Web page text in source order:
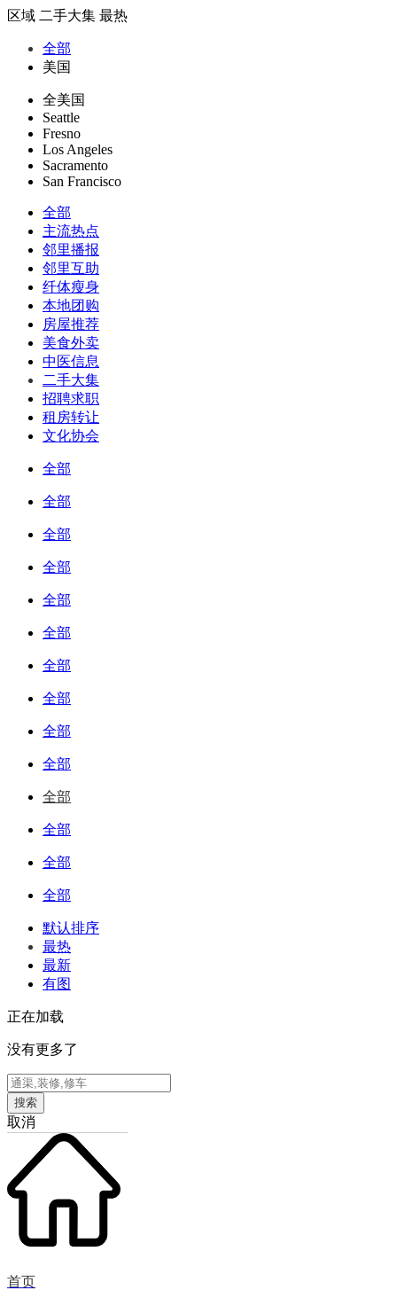
区域 二手大集 最热
全部
美国
全美国
Seattle
Fresno
Los Angeles
Sacramento
San Francisco
全部
主流热点
邻里播报
邻里互助
纤体瘦身
本地团购
房屋推荐
美食外卖
中医信息
二手大集
招聘求职
租房转让
文化协会
全部
全部
全部
全部
全部
全部
全部
全部
全部
全部
全部
全部
全部
全部
默认排序
最热
最新
有图
正在加载
没有更多了
搜索
取消
首页